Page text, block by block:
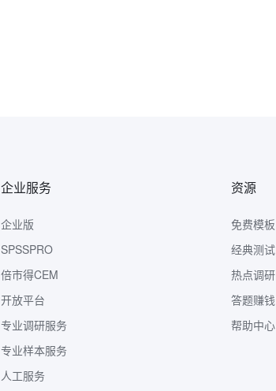
企业服务
企业版
SPSSPRO
倍市得CEM
开放平台
专业调研服务
专业样本服务
人工服务
资源
免费模板
经典测试
热点调研
答题赚钱
帮助中心